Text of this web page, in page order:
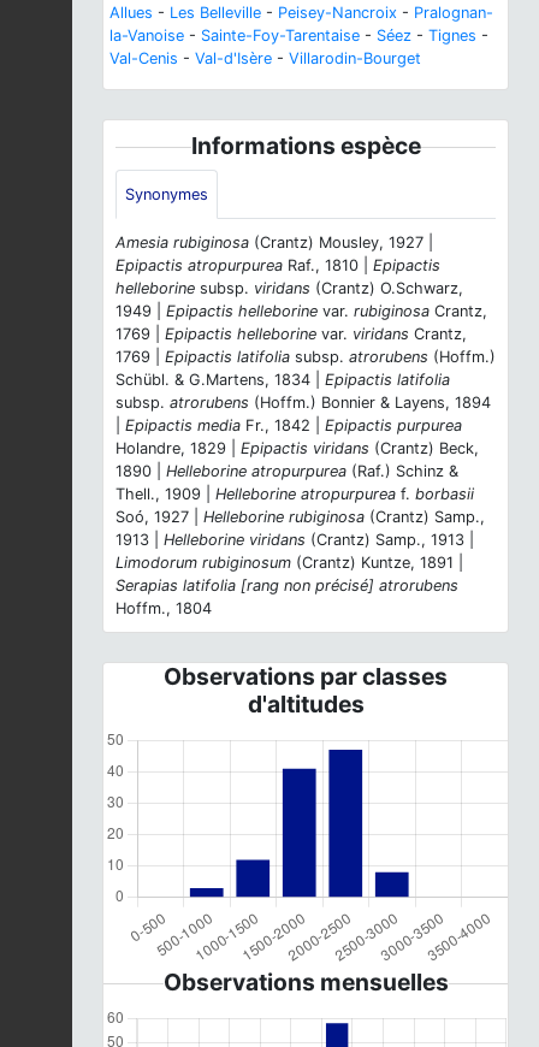
Allues - Les Belleville - Peisey-Nancroix - Pralognan-
la-Vanoise - Sainte-Foy-Tarentaise - Séez - Tignes -
Val-Cenis - Val-d'Isère - Villarodin-Bourget
Informations espèce
Synonymes
Amesia rubiginosa (Crantz) Mousley, 1927 |
Epipactis atropurpurea Raf., 1810 | Epipactis
helleborine subsp. viridans (Crantz) O.Schwarz,
1949 | Epipactis helleborine var. rubiginosa Crantz,
1769 | Epipactis helleborine var. viridans Crantz,
1769 | Epipactis latifolia subsp. atrorubens (Hoffm.)
Schübl. & G.Martens, 1834 | Epipactis latifolia
subsp. atrorubens (Hoffm.) Bonnier & Layens, 1894
Epipactis media Fr., 1842 | Epipactis purpurea
Holandre, 1829 | Epipactis viridans (Crantz) Beck,
1890 | Helleborine atropurpurea (Raf.) Schinz &
Thell., 1909 | Helleborine atropurpurea f. borbasii
Soó, 1927 | Helleborine rubiginosa (Crantz) Samp.,
1913 | Helleborine viridans (Crantz) Samp., 1913 |
Limodorum rubiginosum (Crantz) Kuntze, 1891 |
Serapias latifolia [rang non précisé] atrorubens
Hoffm., 1804
Observations par classes
d'altitudes
Observations mensuelles